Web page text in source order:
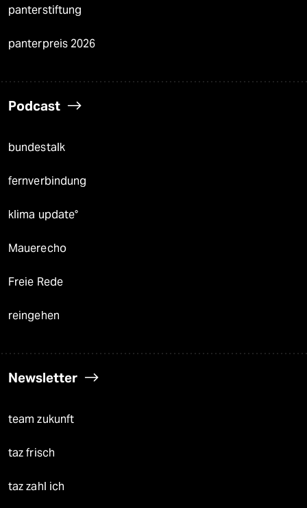
panterstiftung
panterpreis 2026
Podcast
bundestalk
fernverbindung
klima update°
Mauerecho
Freie Rede
reingehen
Newsletter
team zukunft
taz frisch
taz zahl ich